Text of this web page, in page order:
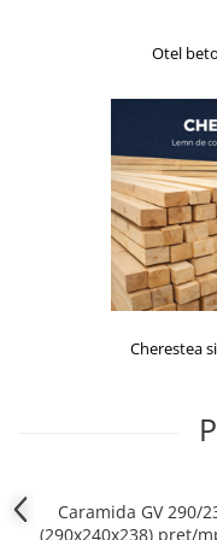
Otel
Cherestea
Caramida GV 290/
(290x240x238) pret/